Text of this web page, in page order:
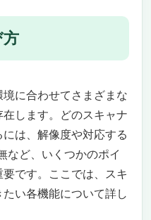
に合わせてさまざまな
します。どのスキャナ
は、解像度や対応する
など、いくつかのポイ
です。ここでは、スキ
い各機能について詳し